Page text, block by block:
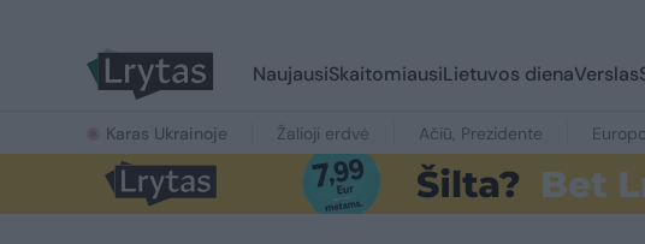
NaujausiSkaitomiausiLietuvos dienaVerslas
Karas Ukrainoje Žalioji erdvė Ačiū, Prezidente